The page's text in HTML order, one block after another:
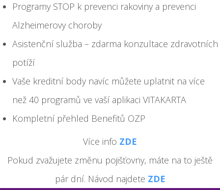
Programy STOP k prevenci rakoviny a prevenci
Alzheimerovy choroby
Asistenční služba – zdarma konzultace zdravotních
potíží
Vaše kreditní body navíc můžete uplatnit na více
než 40 programů ve vaší aplikaci VITAKARTA
Kompletní přehled Benefitů OZP
Více info ZDE
Pokud zvažujete změnu pojišťovny, máte na to ještě
pár dní. Návod najdete ZDE